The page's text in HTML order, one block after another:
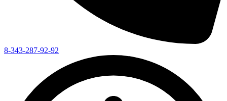
8-343-287-92-92